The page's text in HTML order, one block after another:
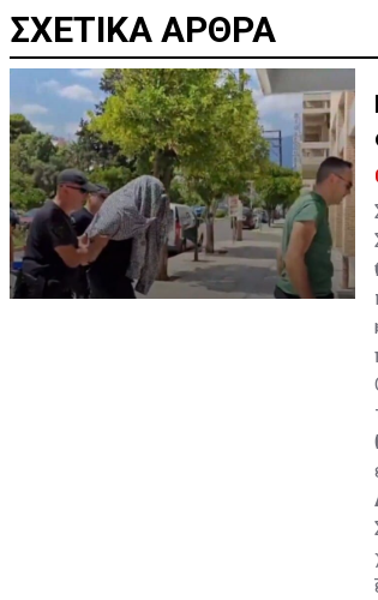
ΣΧΕΤΙΚΑ ΑΡΘΡΑ